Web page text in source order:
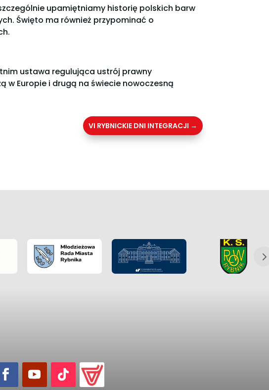
upamiętniamy historię polskich barw
Święto ma również przypominać o
ustawa regulująca ustrój prawny
w Europie i drugą na świecie nowoczesną
VI RYBNICKIE DNI INTEGRACJI →